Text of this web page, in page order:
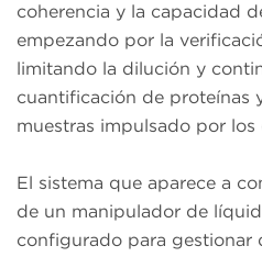
coherencia y la capacidad
empezando por la
limitando la dilución y
cuantificación de proteínas
muestras impulsado por los
El sistema que aparece a
de un manipulador de
configurado para gestionar